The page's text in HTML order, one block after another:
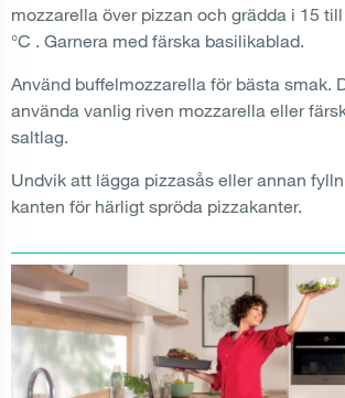
mozzarella över pizzan och grädda i 15
°C . Garnera med färska basilikablad.
Använd buffelmozzarella för bästa smak.
använda vanlig riven mozzarella eller
saltlag.
Undvik att lägga pizzasås eller annan
kanten för härligt spröda pizzakanter.